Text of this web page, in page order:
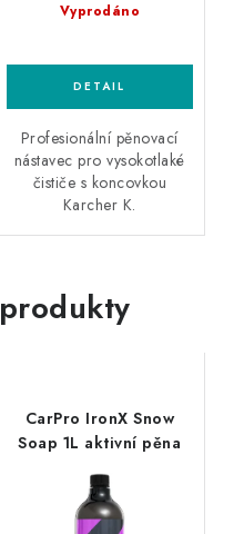
Vyprodáno
Profesionální pěnovací
nástavec pro vysokotlaké
čističe s koncovkou
Karcher K.
CarPro IronX Snow
Soap 1L aktivní pěna